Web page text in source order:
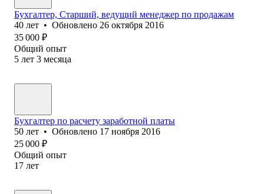
Бухгалтер, Старший, ведущий менеджер по продажам
40 лет • Обновлено 26 октября 2016
35 000 ₽
Общий опыт
5 лет 3 месяца
Бухгалтер по расчету заработной платы
50 лет • Обновлено 17 ноября 2016
25 000 ₽
Общий опыт
17 лет